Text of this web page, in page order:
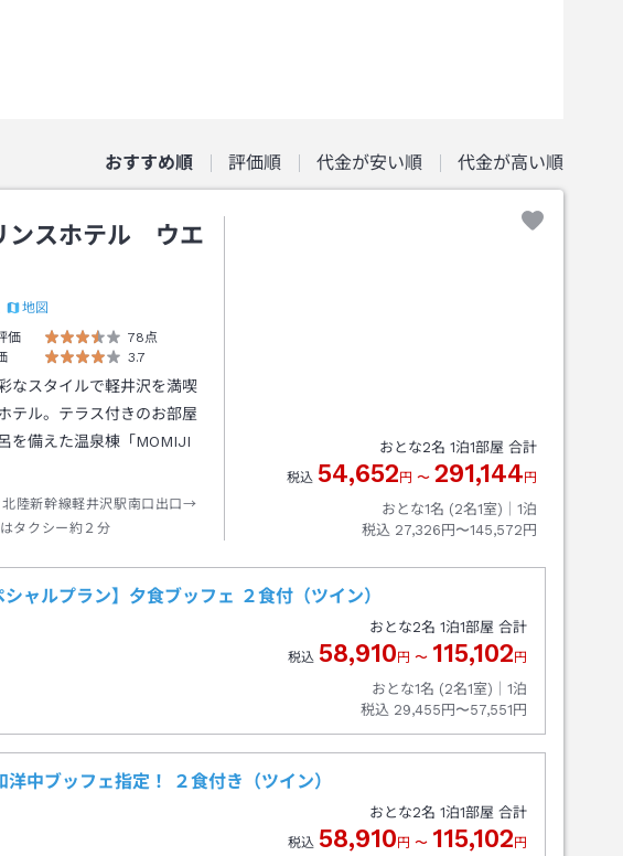
おすすめ順 評価順 代金が安い順 代金が高い順
ンスホテル ウエ
地図
価
78点
3.7
なスタイルで軽井沢を満喫
テル。テラス付きのお部屋
を備えた温泉棟「MOMIJI
北陸新幹線軽井沢駅南口出口→
タクシー約２分
おとな2名 1泊1部屋 合計
税込 54,652 円 〜 291,144 円
おとな1名 (2名1室)｜ 1泊
税込 27,326円〜145,572円
ャルプラン】夕食ブッフェ ２食付（ツイン）
おとな2名 1泊1部屋 合計
税込 58,910 円 〜 115,102 円
おとな1名 (2名1室)｜ 1泊
税込 29,455円〜57,551円
中ブッフェ指定！ ２食付き（ツイン）
おとな2名 1泊1部屋 合計
税込 58,910 円 〜 115,102 円